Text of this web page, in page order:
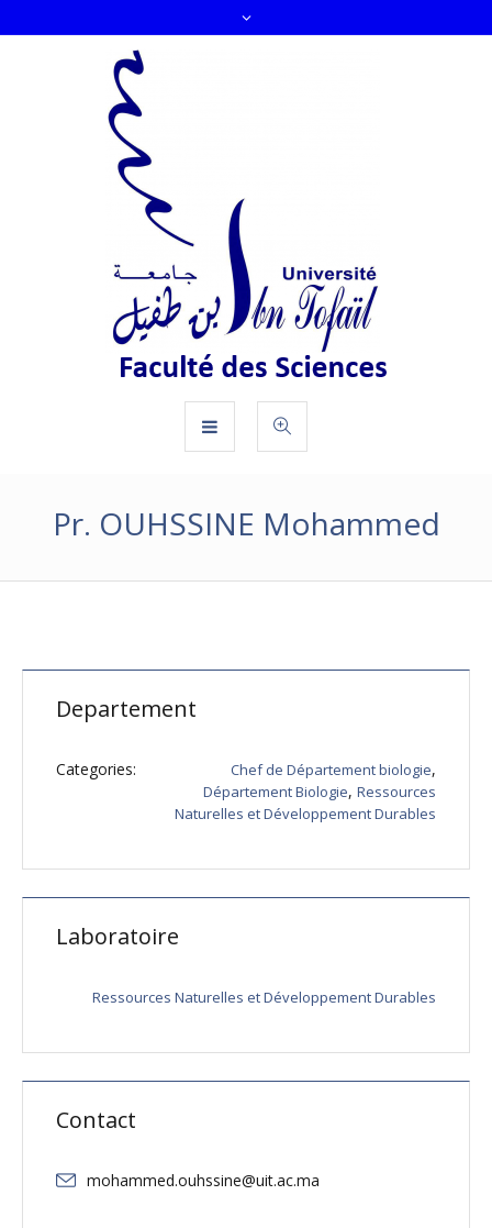
Pr. OUHSSINE Mohammed
Departement
Categories: Chef de Département biologie,
Département Biologie, Ressources
Naturelles et Développement Durables
Laboratoire
Ressources Naturelles et Développement Durables
Contact
mohammed.ouhssine@uit.ac.ma